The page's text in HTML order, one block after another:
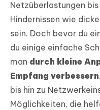
Netzüberlastungen
Hindernissen wie
sein. Doch bevor du
du einige einfache
man durch kleine
Empfang verbessern
bis hin zu
Möglichkeiten, die